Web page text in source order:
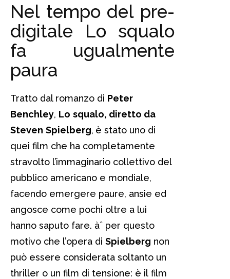
Nel tempo del pre-
digitale Lo squalo
fa ugualmente
paura
Tratto dal romanzo di Peter
Benchley, Lo squalo, diretto da
Steven Spielberg, è stato uno di
quei film che ha completamente
stravolto l’immaginario collettivo del
pubblico americano e mondiale,
facendo emergere paure, ansie ed
angosce come pochi oltre a lui
hanno saputo fare. àˆ per questo
motivo che l’opera di Spielberg non
può essere considerata soltanto un
thriller o un film di tensione: è il film